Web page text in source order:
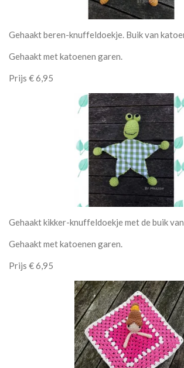
Gehaakt beren-knuffeldoekje. Buik van
Gehaakt met katoenen garen.
Prijs € 6,95
Gehaakt kikker-knuffeldoekje met de buik
Gehaakt met katoenen garen.
Prijs € 6,95